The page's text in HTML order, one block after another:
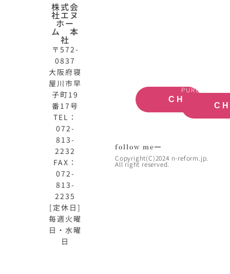
株式会
社エヌ
ホー
ム 本
社
〒572-
0837
大阪府寝
屋川市早
子町19
番17号
TEL：
072-
813-
2232
FAX：
072-
813-
2235
[定休日]
毎週火曜
日・水曜
日
CHECK
PURCHASE
follow me
Copyright(C)2024 n-reform.jp.
All right reserved.